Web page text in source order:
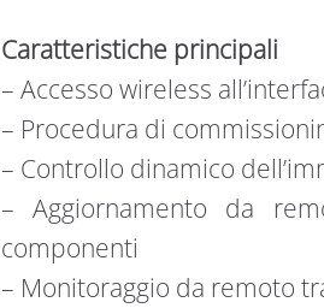
Caratteristiche principali
– Accesso wireless
– Procedura di
– Controllo dinamico
– Aggiornamento da
componenti
– Monitoraggio da remoto